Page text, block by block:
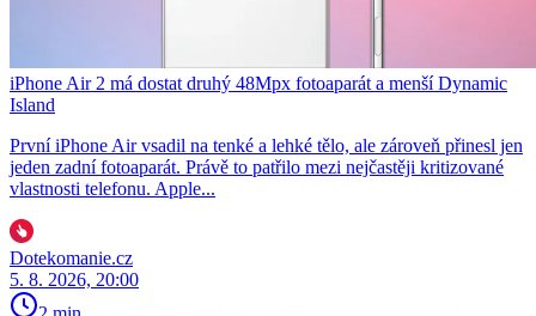
iPhone Air 2 má dostat druhý 48Mpx fotoaparát a menší Dynamic
Island
První iPhone Air vsadil na tenké a lehké tělo, ale zároveň přinesl jen
jeden zadní fotoaparát. Právě to patřilo mezi nejčastěji kritizované
vlastnosti telefonu. Apple...
Dotekomanie.cz
5. 8. 2026, 20:00